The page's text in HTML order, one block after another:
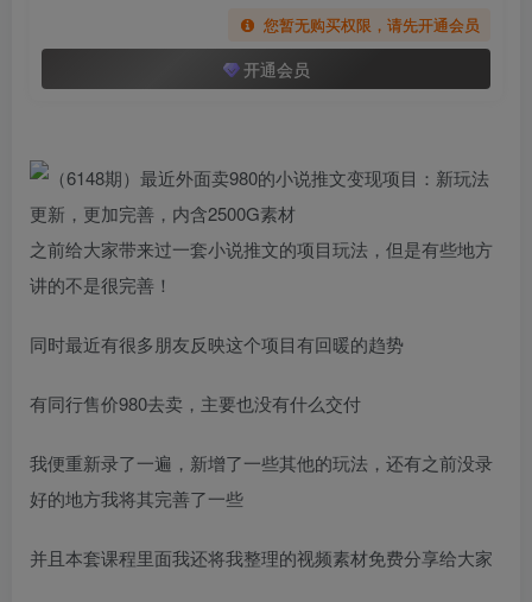
您暂无购买权限，请先开通会员
开通会员
之前给大家带来过一套小说推文的项目玩法，但是有些地方
讲的不是很完善！
同时最近有很多朋友反映这个项目有回暖的趋势
有同行售价980去卖，主要也没有什么交付
我便重新录了一遍，新增了一些其他的玩法，还有之前没录
好的地方我将其完善了一些
并且本套课程里面我还将我整理的视频素材免费分享给大家